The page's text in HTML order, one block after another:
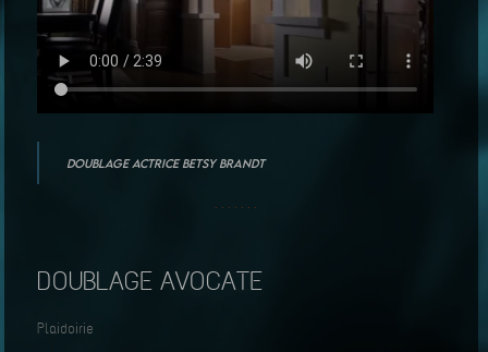
Doublage actrice Betsy Brandt
· · · · · · ·
DOUBLAGE AVOCATE
Plaidoirie